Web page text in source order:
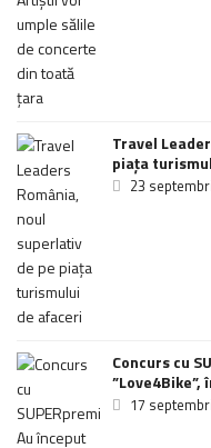
Travel
piața
23
Concurs cu
”Love4Bike”,
17